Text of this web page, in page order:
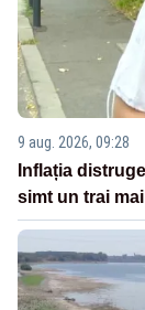
9 aug. 2026, 09:28
Inflația
simt un trai